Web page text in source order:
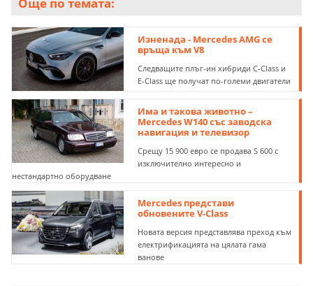
Още по темата:
Изненада - Mercedes AMG се
връща към V8
Следващите плъг-ин хибриди C-Class и
E-Class ще получат по-големи двигатели
Има и такова животно –
Mercedes W140 със заводска
навигация и телевизор
Срещу 15 900 евро се продава S 600 с
изключително интересно и
нестандартно оборудване
Mercedes представи
обновените V-Class
Новата версия представлява преход към
електрификацията на цялата гама
ванове